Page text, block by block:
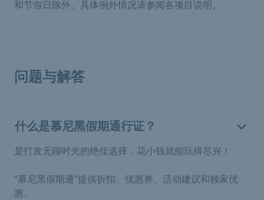
和节假日除外。具体例外情况请参阅各项目说明。
问题与解答
什么是慕尼黑假期通行证？
是打发无聊时光的绝佳选择，花小钱就能玩得尽兴！
“慕尼黑假期通”提供折扣、优惠券、活动建议和独家优
惠。